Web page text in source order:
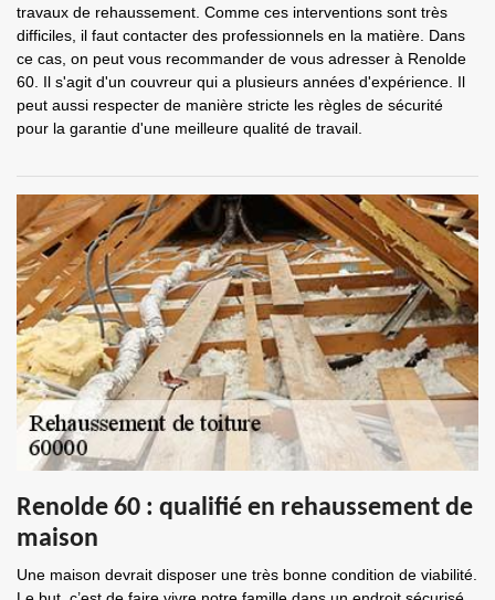
travaux de rehaussement. Comme ces interventions sont très
difficiles, il faut contacter des professionnels en la matière. Dans
ce cas, on peut vous recommander de vous adresser à Renolde
60. Il s'agit d'un couvreur qui a plusieurs années d'expérience. Il
peut aussi respecter de manière stricte les règles de sécurité
pour la garantie d'une meilleure qualité de travail.
Renolde 60 : qualifié en rehaussement de
maison
Une maison devrait disposer une très bonne condition de viabilité.